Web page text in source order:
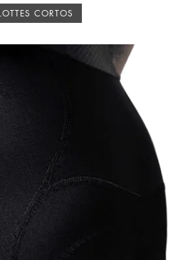
CORTOS